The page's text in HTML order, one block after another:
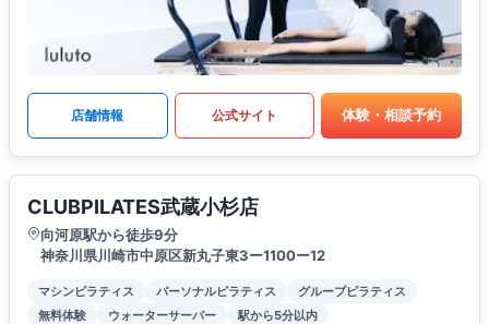
店舗情報 公式サイト 体験・相談予約
CLUBPILATES武蔵小杉店
向河原駅から徒歩9分
神奈川県川崎市中原区新丸子東3ー1100ー12
マシンピラティス パーソナルピラティス
グループピラティス
無料体験
ウォーターサーバー 駅から5分以内